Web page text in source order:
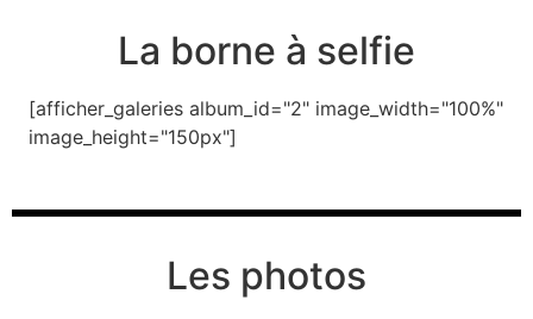
La borne à selfie
[afficher_galeries album_id="2" image_width="100%"
image_height="150px"]
Les photos